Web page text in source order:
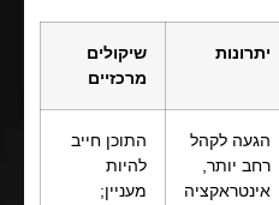
יתרונות
שיקולים
מרכזיים
הגעה לקהל
רחב יותר,
אינטראקציה
התוכן חייב
להיות
מעניין;